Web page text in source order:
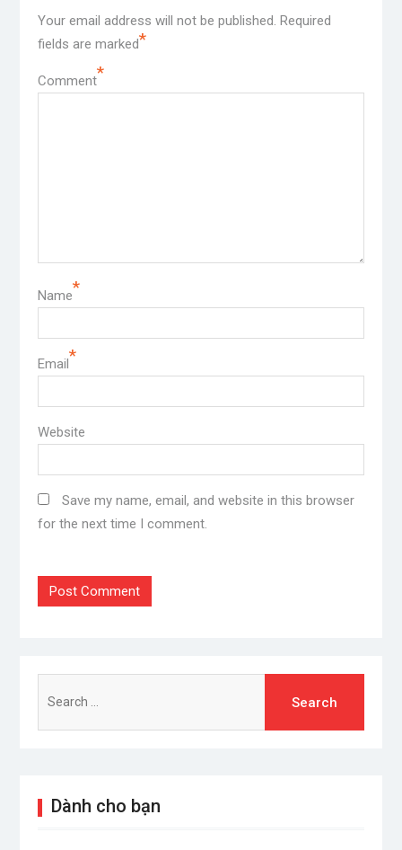
Your email address will not be published. Required
fields are marked*
Comment*
Name*
Email*
Website
Save my name, email, and website in this browser
for the next time I comment.
for:
Dành cho bạn